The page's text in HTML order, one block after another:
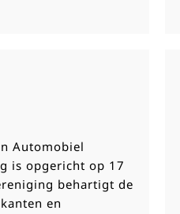
Automobiel
is opgericht op 17
behartigt de
en